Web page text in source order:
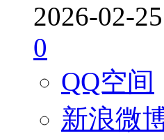
2026-02-
0
QQ空间
新浪微